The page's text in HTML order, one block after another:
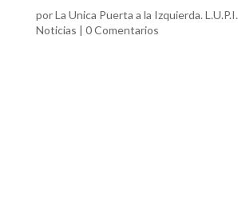
porLa Unica Puerta a la Izquierda. L.U.P.I.
Noticias | 0 Comentarios